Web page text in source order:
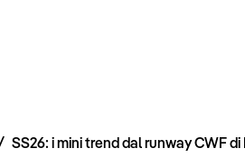
SS26: i mini trend dal runway CWF di